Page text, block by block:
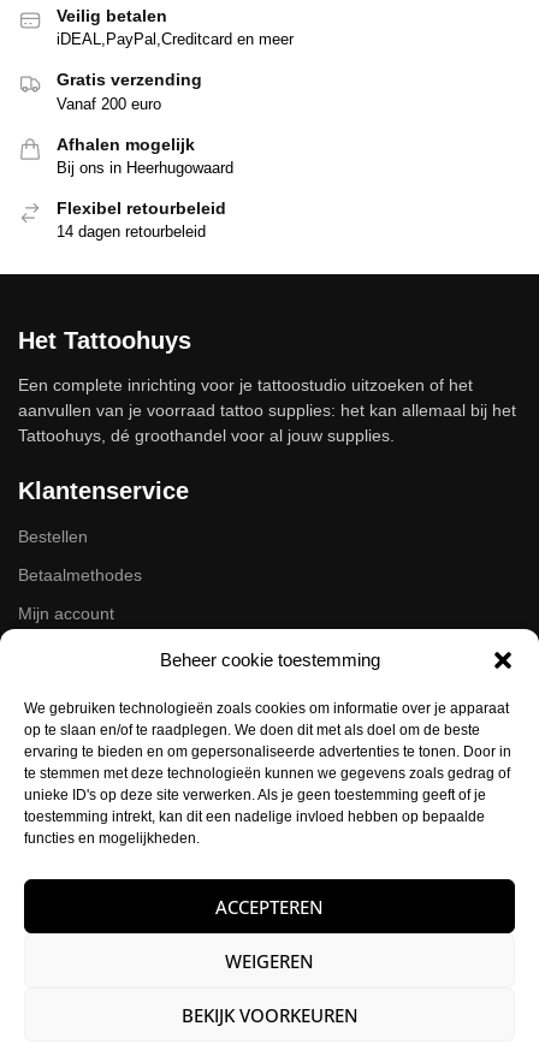
Beheer cookie toestemming
We gebruiken technologieën zoals cookies om informatie over je apparaat
op te slaan en/of te raadplegen. We doen dit met als doel om de beste
ervaring te bieden en om gepersonaliseerde advertenties te tonen. Door in
te stemmen met deze technologieën kunnen we gegevens zoals gedrag of
unieke ID's op deze site verwerken. Als je geen toestemming geeft of je
toestemming intrekt, kan dit een nadelige invloed hebben op bepaalde
functies en mogelijkheden.
ACCEPTEREN
WEIGEREN
BEKIJK VOORKEUREN
Veilig betalen
iDEAL,PayPal,Creditcard en meer
Gratis verzending
Vanaf 200 euro
Afhalen mogelijk
Bij ons in Heerhugowaard
Flexibel retourbeleid
14 dagen retourbeleid
Het Tattoohuys
Een complete inrichting voor je tattoostudio uitzoeken of het
aanvullen van je voorraad tattoo supplies: het kan allemaal bij het
Tattoohuys, dé groothandel voor al jouw supplies.
Klantenservice
Bestellen
Betaalmethodes
Mijn account
Volg ons op de socials
Instagram
Facebook